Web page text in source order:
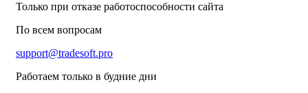
Только при отказе работоспособности сайта
По всем вопросам
support@tradesoft.pro
Работаем только в будние дни